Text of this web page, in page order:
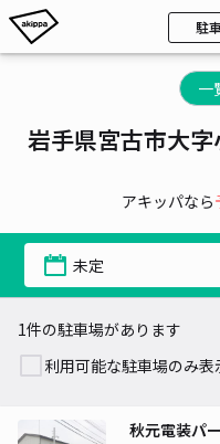
駐
一
岩手県宮古市大
アキッパなら
未定
1件の駐車場があります
利用可能な駐車場のみ表
秋元電装パ